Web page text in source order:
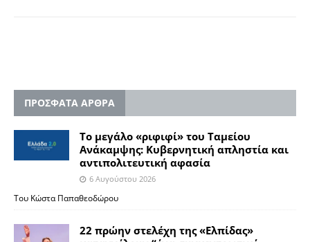
ΠΡΟΣΦΑΤΑ ΑΡΘΡΑ
Το μεγάλο «ριφιφί» του Ταμείου
Ανάκαμψης: Κυβερνητική απληστία και
αντιπολιτευτική αφασία
6 Αυγούστου 2026
Του Κώστα Παπαθεοδώρου
22 πρώην στελέχη της «Ελπίδας»